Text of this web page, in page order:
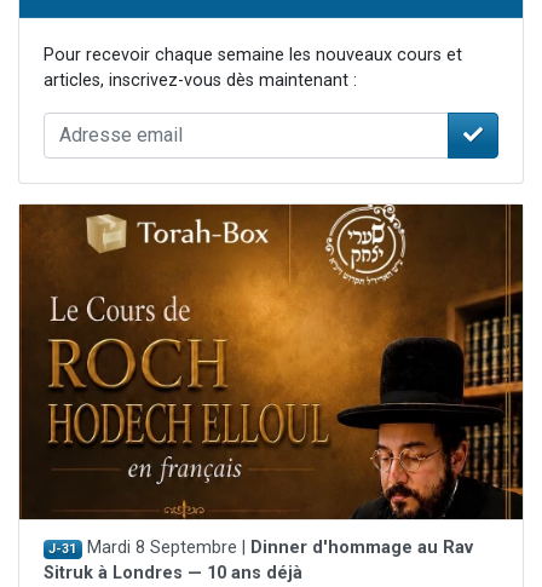
Pour recevoir chaque semaine les nouveaux cours et
articles, inscrivez-vous dès maintenant :
J-31 Mardi 8 Septembre |
Dinner d'hommage au Rav
Sitruk à Londres — 10 ans déjà